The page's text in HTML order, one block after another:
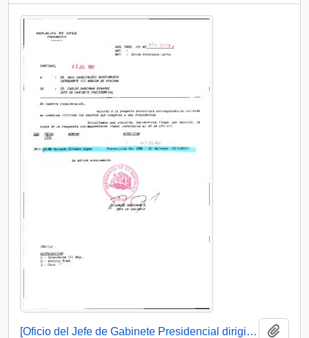
[Oficio del Jefe de Gabinete Presidencial dirigido al Intendente de la Región de Atacama]